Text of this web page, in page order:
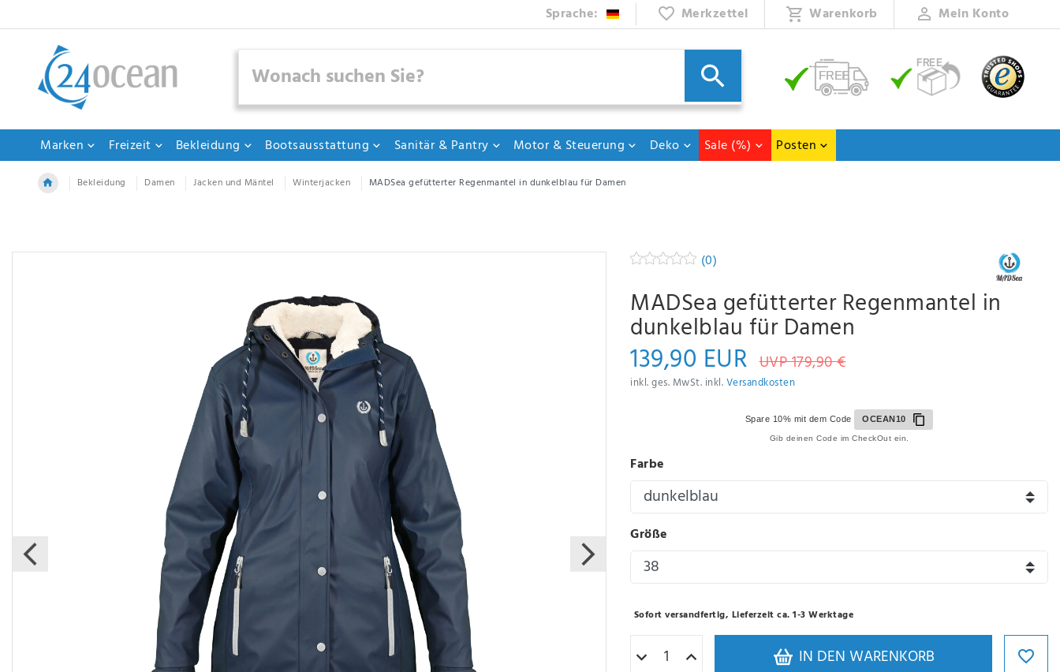
Sprache: Merkzettel Warenkorb Mein Konto
Marken Freizeit Bekleidung Bootsausstattung Sanitär & Pantry Motor & Steuerung Deko Sale (%) Posten
Bekleidung Damen Jacken und Mäntel Winterjacken MADSea gefütterter Regenmantel in dunkelblau für Damen
(0)
MADSea gefütterter Regenmantel in
dunkelblau für Damen
139,90 EUR UVP 179,90 €
inkl. ges. MwSt. inkl.Versandkosten
Spare 10% mit dem Code OCEAN10
Gib deinen Code im CheckOut ein.
Farbe
Größe
Sofort versandfertig, Lieferzeit ca. 1-3 Werktage
IN DEN WARENKORB